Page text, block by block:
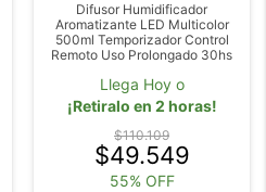
Difusor Humidificador
Aromatizante LED Multicolor
500ml Temporizador Control
Remoto Uso Prolongado 30hs
Llega Hoy o
¡Retiralo en 2 horas!
$110.109
$49.549
55% OFF